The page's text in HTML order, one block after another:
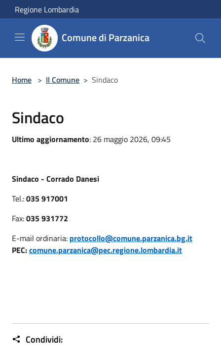
Salta al contenuto principale
Regione Lombardia
Comune di Parzanica
Home > Il Comune > Sindaco
Sindaco
Ultimo aggiornamento: 26 maggio 2026, 09:45
Sindaco - Corrado Danesi
Tel.:035 917001
Fax:035 931772
E-mail ordinaria: protocollo@comune.parzanica.bg.it
PEC:comune.parzanica@pec.regione.lombardia.it
Condividi: